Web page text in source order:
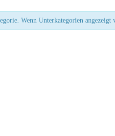
Wenn Unterkategorien angezeigt